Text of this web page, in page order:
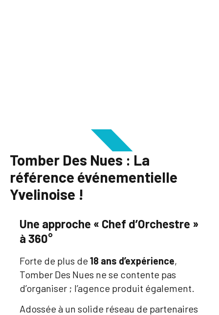
Tomber Des Nues : La
référence événementielle
Yvelinoise !
Une approche « Chef d’Orchestre »
à 360°
Forte de plus de18 ans d’expérience,
Tomber Des Nues ne se contente pas
d’organiser ; l’agence produit également.
Adossée à un solide réseau de partenaires